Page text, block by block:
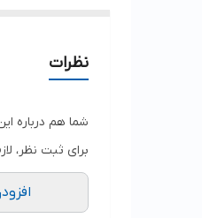
نظرات
شما هم درباره
برای ثبت نظر،